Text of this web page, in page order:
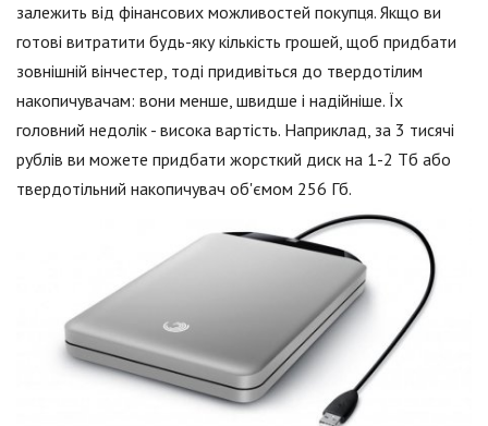
залежить від фінансових можливостей покупця. Якщо ви
готові витратити будь-яку кількість грошей, щоб придбати
зовнішній вінчестер, тоді придивіться до твердотілим
накопичувачам: вони менше, швидше і надійніше. Їх
головний недолік - висока вартість. Наприклад, за 3 тисячі
рублів ви можете придбати жорсткий диск на 1-2 Тб або
твердотільний накопичувач об'ємом 256 Гб.